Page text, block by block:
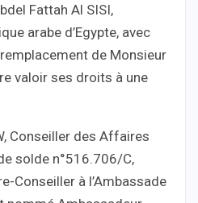
Fattah Al SISI,
arabe d’Egypte, avec
de Monsieur
valoir ses droits à une
Conseiller des Affaires
solde n°516.706/C,
Conseiller à l’Ambassade